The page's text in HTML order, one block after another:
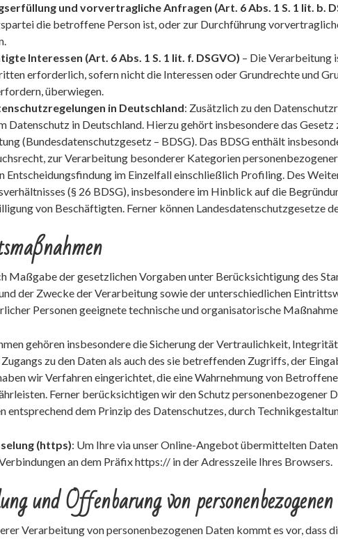
und vorvertragliche Anfragen (Art. 6 Abs. 1 S. 1 lit. b.
die betroffene Person ist, oder zur Durchführung
Interessen (Art. 6 Abs. 1 S. 1 lit. f. DSGVO) – Die Verarbeitung
erforderlich, sofern nicht die Interessen oder Grundrechte und
überwiegen.
in Deutschland: Zusätzlich zu den
Datenschutz in Deutschland. Hierzu gehört insbesondere das
(Bundesdatenschutzgesetz – BDSG). Das BDSG enthält
zur Verarbeitung besonderer Kategorien
Entscheidungsfindung im Einzelfall einschließlich Profiling. Des
(§ 26 BDSG), insbesondere im Hinblick auf die
von Beschäftigten. Ferner können Landesdatenschutzgesetze
Maßgabe der gesetzlichen Vorgaben unter Berücksichtigung des
der Zwecke der Verarbeitung sowie der unterschiedlichen
Personen geeignete technische und organisatorische
gehören insbesondere die Sicherung der Vertraulichkeit,
zu den Daten als auch des sie betreffenden Zugriffs, der
wir Verfahren eingerichtet, die eine Wahrnehmung von
Ferner berücksichtigen wir den Schutz
entsprechend dem Prinzip des Datenschutzes, durch
(https): Um Ihre via unser Online-Angebot übermittelten
an dem Präfix https:// in der Adresszeile Ihres Browsers.
und Offenbarung von
Verarbeitung von personenbezogenen Daten kommt es vor, dass